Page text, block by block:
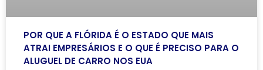
POR QUE A FLÓRIDA É O ESTADO QUE MAIS
ATRAI EMPRESÁRIOS E O QUE É PRECISO PARA O
ALUGUEL DE CARRO NOS EUA